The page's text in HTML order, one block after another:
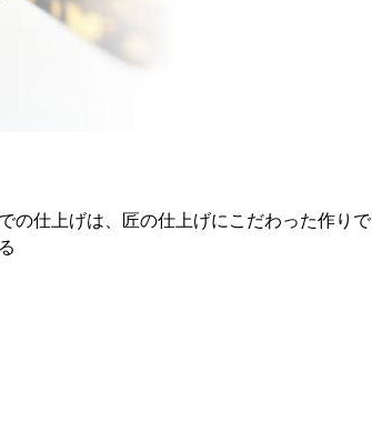
の仕上げは、匠の仕上げにこだわった作り